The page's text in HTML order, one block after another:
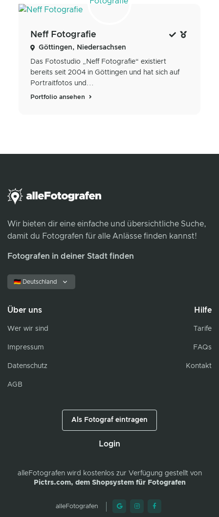
Neff Fotografie
Göttingen, Niedersachsen
Das Fotostudio „Neff Fotografie“ existiert
bereits seit 2004 in Göttingen und hat sich auf
Portraitfotos und...
Portfolio ansehen
Wir bieten dir eine einfache und übersichtliche Suche,
damit du Fotografen für alle Anlässe finden kannst!
Fotografen in deiner Stadt finden
🇩🇪 Deutschland
Über uns
Wer wir sind
Impressum
Datenschutz
AGB
Hilfe
Tarife
FAQs
Kontakt
Als Fotograf eintragen
Login
alleFotografenwird kostenlos zur Verfügung gestellt von
Pictrs.com, dem Shopsystem für Fotografen
alleFotografen